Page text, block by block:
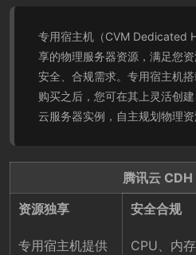
专用宿主机（CVM Dedicated
享的物理服务器资源，满足您资
安全、合规需求。专用宿主机
购买之后，您可在其上灵活创
云服务器实例，自主规划物理资
腾讯云
资源独享
专用宿主机提供
安全合规
CPU、内